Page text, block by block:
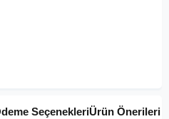
SeçenekleriÜrün Önerileri